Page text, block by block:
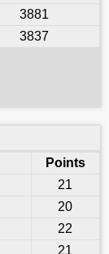
3881
3837
Points
21
20
22
21